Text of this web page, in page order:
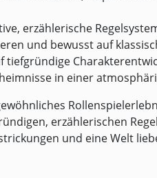
erzählerische
und bewusst auf
tiefgründige
in einer
erzählerischen
und eine Welt